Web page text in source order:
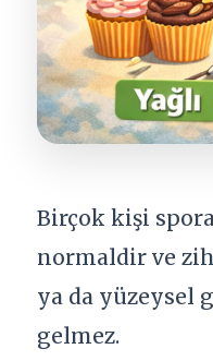
Birçok kişi
normaldir ve
ya da yüzeysel
gelmez.